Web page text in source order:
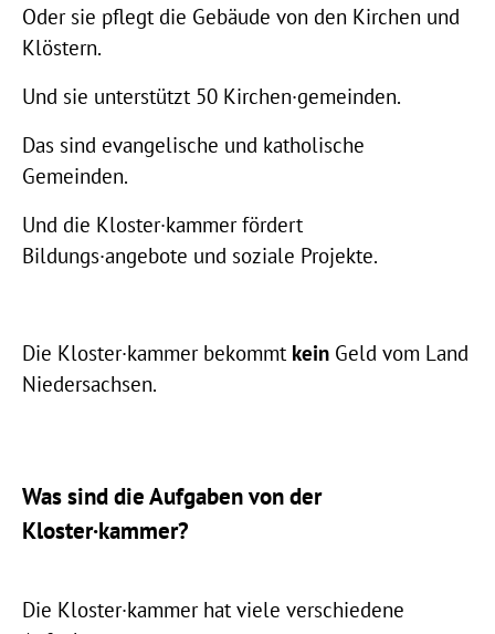
Oder sie pflegt die Gebäude von den Kirchen und
Klöstern.
Und sie unterstützt 50 Kirchen·gemeinden.
Das sind evangelische und katholische
Gemeinden.
Und die Kloster·kammer fördert
Bildungs·angebote und soziale Projekte.
Die Kloster·kammer bekommt kein Geld vom Land
Niedersachsen.
Was sind die Aufgaben von der
Kloster·kammer?
Die Kloster·kammer hat viele verschiedene